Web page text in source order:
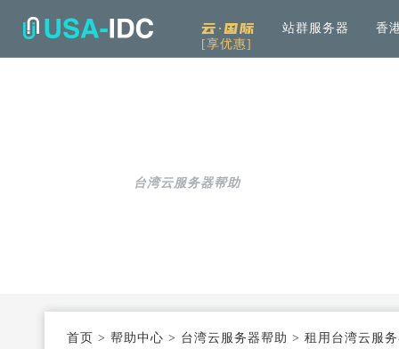
云·国际
[享优惠]
站群服务器 香
云服务器 Openstack KVM架构
同
台湾云服务器帮助
首页 > 帮助中心 > 台湾云服务器帮助 > 租用台湾云服